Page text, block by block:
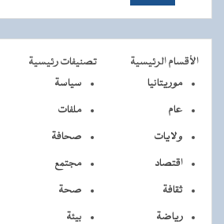
الأقسام الرئيسية تصنيفات رئيسية
موريتانيا
عام
ولايات
اقتصاد
ثقافة
رياضة
سياسة
ملفات
صحافة
مجتمع
صحة
بيئة